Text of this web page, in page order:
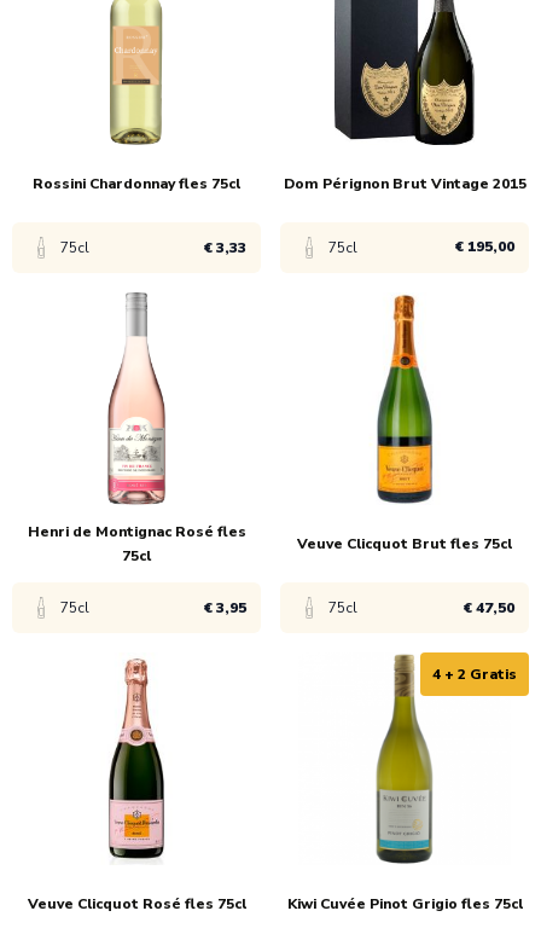
€ 5,99
€ 47,95
Rossini Chardonnay fles 75cl
75cl € 3,33
Bekijk product
€ 4,99
€ 3,33
Dom Pérignon Brut Vintage 2015
75cl € 195,00
Bekijk product
€ 195,00
Henri de Montignac Rosé fles
75cl
75cl € 3,95
Bekijk product
€ 4,95
€ 3,95
Veuve Clicquot Brut fles 75cl
75cl € 47,50
Bekijk product
€ 48,50
Veuve Clicquot Rosé fles 75cl
4 + 2 Gratis
Kiwi Cuvée Pinot Grigio fles 75cl